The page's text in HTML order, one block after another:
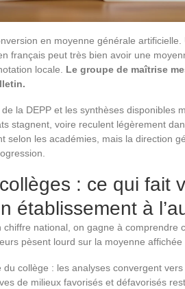
en moyenne générale
français peut très bien avoir une
locale. Le groupe de maîtrise
la DEPP et les synthèses disponibles
stagnent, voire reculent légèrement
selon les académies, mais la direction
: ce qui fait
établissement à
chiffre national, on gagne à comprendre
pèsent lourd sur la moyenne
collège : les analyses convergent vers
de milieux favorisés et défavorisés